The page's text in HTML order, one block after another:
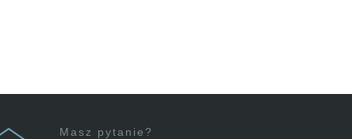
Masz pytanie?